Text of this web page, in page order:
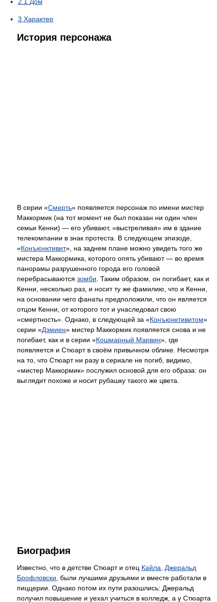
3 Характер
История персонажа
В серии «Смерть» появляется персонаж по имени мистер
Маккормик (на тот момент не был показан ни один член
семьи Кенни) — его убивают, «выстреливая» им в здание
телекомпании в знак протеста. В следующем эпизоде,
«Конъюнктивит», на заднем плане можно увидеть того же
мистера Маккормика, которого опять убивают — во время
панорамы разрушенного города его головой
перебрасываются зомби . Таким образом, он погибает, как и
Кенни, несколько раз, и носит ту же фамилию, что и Кенни,
на основании чего фанаты предположили, что он является
отцом Кенни, от которого тот и унаследовал свою
«смертность». Однако, в следующей за «Конъюнктивитом»
серии «Дэмиен» мистер Маккормик появляется снова и не
погибает, как и в серии «Кошмарный Марвин», где
появляется и Стюарт в своём привычном облике. Несмотря
на то, что Стюарт ни разу в сериале не погиб, видимо,
«мистер Маккормик» послужил основой для его образа: он
выглядит похоже и носит рубашку такого же цвета.
Биография
Известно, что в детстве Стюарт и отец Кайла
Джеральд
Брофловски , были лучшими друзьями и вместе работали в
пиццерии. Однако потом их пути разошлись: Джеральд
получил повышение и уехал учиться в колледж, а у Стюарта